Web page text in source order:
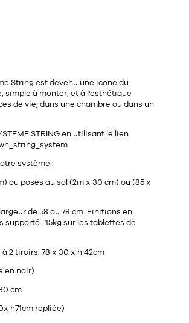
String est devenu une icone du
simple à monter, et à l'esthétique
de vie, dans une chambre ou dans un
STRING en utilisant le lien
système:
ou posés au sol (2m x 30 cm) ou (85 x
de 58 ou 78 cm. Finitions en
: 15kg sur les tablettes de
2 tiroirs: 78 x 30 x h 42cm
en noir)
cm
h71cm repliée)